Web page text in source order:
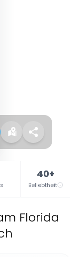
40+
Beliebtheit
Florida